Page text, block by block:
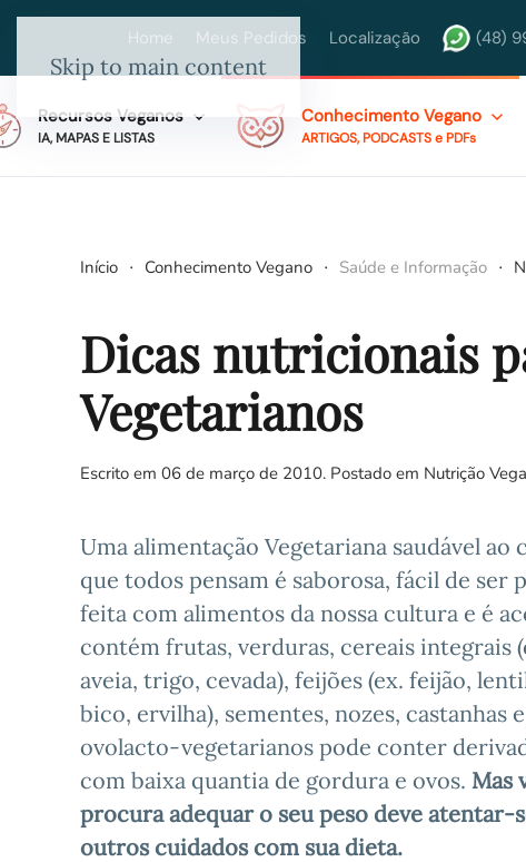
Skip to main content
Home Meus Pedidos Localização (48)
Recursos Veganos
IA, MAPAS E LISTAS
Conhecimento Vegano
ARTIGOS, PODCASTS e PDFs
Início Conhecimento Vegano Saúde e Informação
Dicas nutricionais
Vegetarianos
Escrito em 06 de março de 2010. Postado em Nutrição
Uma alimentação Vegetariana saudável
que todos pensam é saborosa, fácil de ser
feita com alimentos da nossa cultura e é
contém frutas, verduras, cereais integrais
aveia, trigo, cevada), feijões (ex. feijão,
bico, ervilha), sementes, nozes, castanhas
ovolacto-vegetarianos pode conter
com baixa quantia de gordura e ovos. Mas
procura adequar o seu peso deve atentar-
outros cuidados com sua dieta.